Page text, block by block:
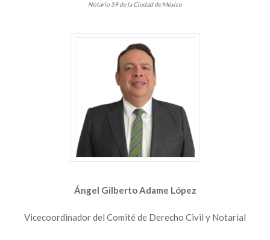
Notario 59 de la Ciudad de México
Ángel Gilberto Adame López
Vicecoordinador del Comité de Derecho Civil y Notarial